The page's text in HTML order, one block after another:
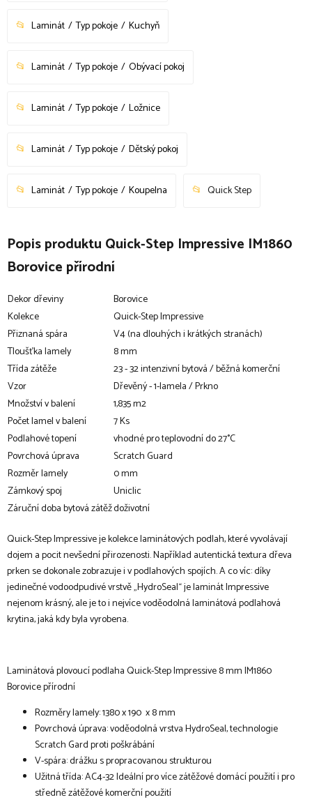
Laminát Typ pokoje Kuchyň
Laminát Typ pokoje Obývací pokoj
Laminát Typ pokoje Ložnice
Laminát Typ pokoje Dětský pokoj
Laminát Typ pokoje Koupelna Quick Step
Popis produktu Quick-Step Impressive IM1860
Borovice přírodní
Dekor dřeviny
Borovice
Kolekce
Quick-Step Impressive
Přiznaná spára
V4 (na dlouhých i krátkých stranách)
Tloušťka lamely
8 mm
Třída zátěže
23 - 32 intenzivní bytová / běžná komerční
Vzor
Dřevěný - 1-lamela / Prkno
Množství v balení
1,835 m2
Počet lamel v balení
7 Ks
Podlahové topení
vhodné pro teplovodní do 27°C
Povrchová úprava
Scratch Guard
Rozměr lamely
0 mm
Zámkový spoj
Uniclic
Záruční doba bytová zátěždoživotní
Quick-Step Impressive je kolekce laminátových podlah, které vyvolávají
dojem a pocit nevšední přirozenosti. Například autentická textura dřeva
prken se dokonale zobrazuje i v podlahových spojích. A co víc: díky
jedinečné vodoodpudivé vrstvě „HydroSeal“ je laminát Impressive
nejenom krásný, ale je to i nejvíce voděodolná laminátová podlahová
krytina, jaká kdy byla vyrobena.
Laminátová plovoucí podlaha Quick-Step Impressive 8 mm IM1860
Borovice přírodní
Rozměry lamely: 1380 x 190 x 8 mm
Povrchová úprava: voděodolná vrstva HydroSeal, technologie
Scratch Gard proti poškrábání
V-spára: drážku s propracovanou strukturou
Užitná třída: AC4-32 Ideální pro více zátěžové domácí použití i pro
středně zátěžové komerční použití